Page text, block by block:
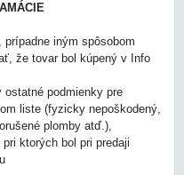
iným spôsobom
že tovar bol kúpený v Info
ostatné podmienky pre
liste (fyzicky nepoškodený,
plomby atď.),
ktorých bol pri predaji